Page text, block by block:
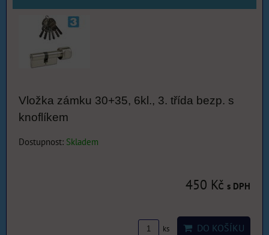
Vložka zámku 30+35, 6kl., 3. třída bezp. s
knoflíkem
Dostupnost: Skladem
450 Kč s DPH
ks DO KOŠÍKU